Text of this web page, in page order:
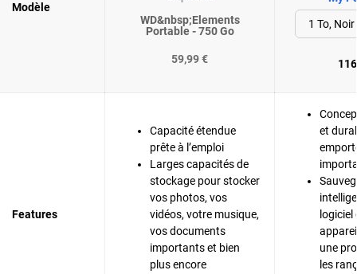
Modèle
WD&nbsp;Elements
Portable - 750 Go
59,99 €
Features
Capacité étendue
prête à l’emploi
Larges capacités de
stockage pour stocker
vos photos, vos
vidéos, votre musique,
vos documents
importants et bien
plus encore
et
logiciel
une
les